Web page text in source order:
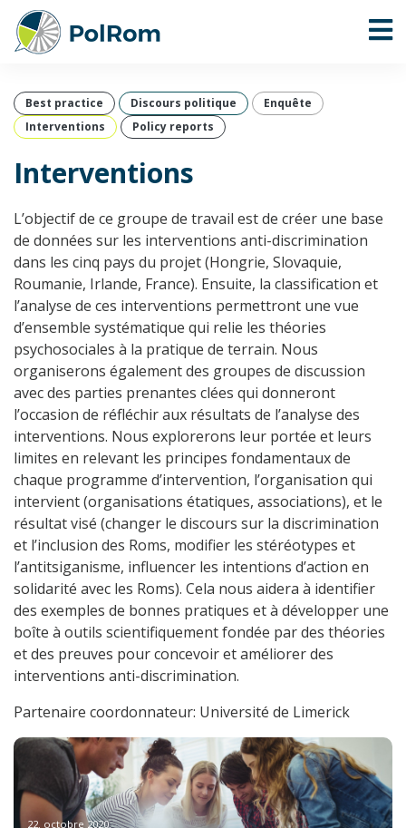
Best practice Discours politique
Enquête
Interventions
Policy reports
Interventions
L’objectif de ce groupe de travail est de créer une base
de données sur les interventions anti-discrimination
dans les cinq pays du projet (Hongrie, Slovaquie,
Roumanie, Irlande, France). Ensuite, la classification et
l’analyse de ces interventions permettront une vue
d’ensemble systématique qui relie les théories
psychosociales à la pratique de terrain. Nous
organiserons également des groupes de discussion
avec des parties prenantes clées qui donneront
l’occasion de réfléchir aux résultats de l’analyse des
interventions. Nous explorerons leur portée et leurs
limites en relevant les principes fondamentaux de
chaque programme d’intervention, l’organisation qui
intervient (organisations étatiques, associations), et le
résultat visé (changer le discours sur la discrimination
et l’inclusion des Roms, modifier les stéréotypes et
l’antitsiganisme, influencer les intentions d’action en
solidarité avec les Roms). Cela nous aidera à identifier
des exemples de bonnes pratiques et à développer une
boîte à outils scientifiquement fondée par des théories
et des preuves pour concevoir et améliorer des
interventions anti-discrimination.
Partenaire coordonnateur: Université de Limerick
22. octobre 2020.